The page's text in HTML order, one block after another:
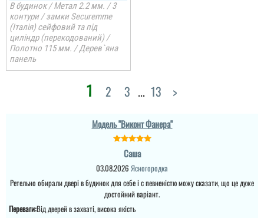
Потрібно було двері в
кладову, щоб недорого і
закрити проєм, вийшло
навіть краще, ніж
очікував.
читати всі відгуки
дверей , нічого більше
додати. Якість та вид
покриття ви можете самі
В будинок / Метал 2.2 мм. / 3
контури / замки Securemme
(Італія) сейфовий та під
циліндр (перекодований) /
Полотно 115 мм. / Дерев`яна
панель
1 2 3 ... 13 >
Модель "Виконт Фанера"
Саша
03.08.2026 Ясногородка
Ретельно обирали двері в будинок для себе і с певненістю можу сказати, що це дуже
достойний варіант.
Переваги:Від дверей в захваті, висока якість